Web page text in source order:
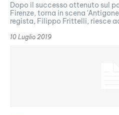
Dopo il successo ottenuto sul
Firenze, torna in scena
regista, Filippo Frittelli, riesce
10 Luglio 2019